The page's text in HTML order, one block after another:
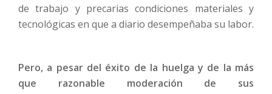
de trabajo y precarias condiciones materiales y
tecnológicas en que a diario desempeñaba su labor.
Pero, a pesar del éxito de la huelga y de la más
que razonable moderación de sus